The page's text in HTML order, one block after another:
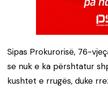
Sipas Prokurorisë, 76-
se nuk e ka përshtatur
kushtet e rrugës, duke